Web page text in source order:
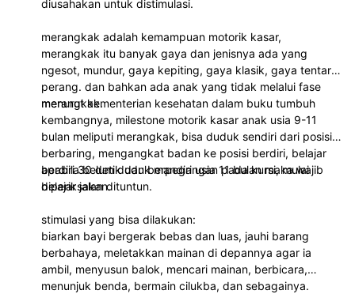
diusahakan untuk distimulasi.
merangkak adalah kemampuan motorik kasar,
merangkak itu banyak gaya dan jenisnya ada yang
ngesot, mundur, gaya kepiting, gaya klasik, gaya tentara
perang. dan bahkan ada anak yang tidak melalui fase
merangkak.
menurut kementerian kesehatan dalam buku tumbuh
kembangnya, milestone motorik kasar anak usia 9-11
bulan meliputi merangkak, bisa duduk sendiri dari posisi
berbaring, mengangkat badan ke posisi berdiri, belajar
berdiri 30 detik dan berpegangan pada kursi, mulai
belajar jalan dituntun.
apabila belum duduk mandiri usia 11 bulan maka wajib
diperiksakan.
stimulasi yang bisa dilakukan:
biarkan bayi bergerak bebas dan luas, jauhi barang
berbahaya, meletakkan mainan di depannya agar ia
ambil, menyusun balok, mencari mainan, berbicara,
menunjuk benda, bermain cilukba, dan sebagainya.